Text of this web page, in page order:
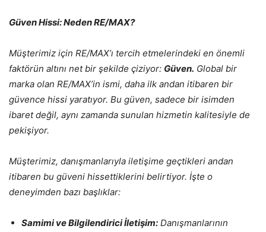
Güven Hissi: Neden RE/MAX?
Müşterimiz için RE/MAX’ı tercih etmelerindeki en önemli
faktörün altını net bir şekilde çiziyor: Güven. Global bir
marka olan RE/MAX’in ismi, daha ilk andan itibaren bir
güvence hissi yaratıyor. Bu güven, sadece bir isimden
ibaret değil, aynı zamanda sunulan hizmetin kalitesiyle de
pekişiyor.
Müşterimiz, danışmanlarıyla iletişime geçtikleri andan
itibaren bu güveni hissettiklerini belirtiyor. İşte o
deneyimden bazı başlıklar:
Samimi ve Bilgilendirici İletişim: Danışmanlarının